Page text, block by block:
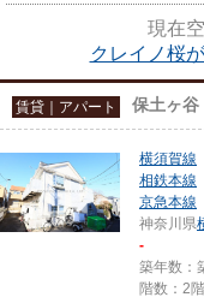
現在
クレイノ桜
賃貸｜アパート 保土ヶ谷
横須賀線
相鉄本線
京急本線
神奈川県
-
築年数：
階数：2